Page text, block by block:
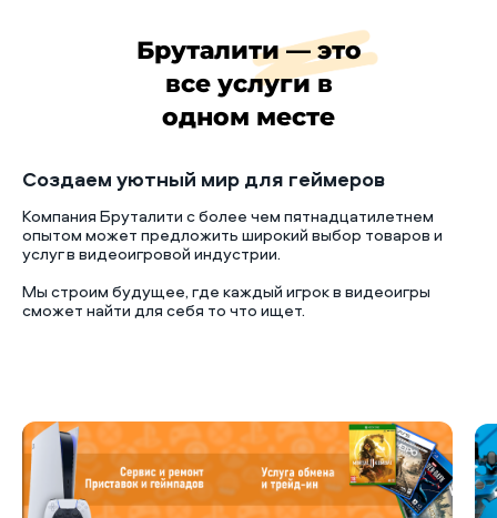
Бруталити — это
все услуги в
одном месте
Создаем уютный мир для геймеров
Компания Бруталити с более чем пятнадцатилетнем
опытом может предложить широкий выбор товаров и
услуг в видеоигровой индустрии.
Мы строим будущее, где каждый игрок в видеоигры
сможет найти для себя то что ищет.